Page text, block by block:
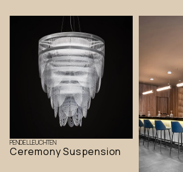
PENDELLEUCHTEN
Ceremony Suspension